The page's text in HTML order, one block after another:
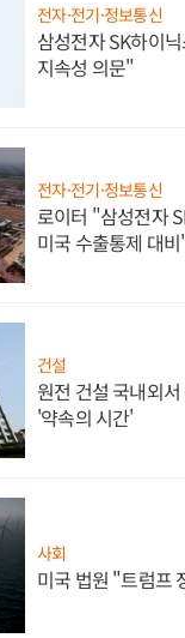
전자·전기·정보통신
삼성전자 SK하이
지속성 의문"
전자·전기·정보통신
로이터 "삼성전자
미국 수출통제 대
건설
원전 건설 국내외
'약속의 시간'
사회
미국 법원 "트럼프